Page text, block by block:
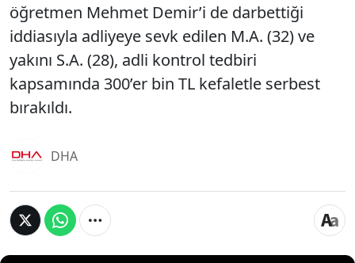
öğretmen Mehmet Demir’i de darbettiği
iddiasıyla adliyeye sevk edilen M.A. (32) ve
yakını S.A. (28), adli kontrol tedbiri
kapsamında 300’er bin TL kefaletle serbest
bırakıldı.
DHA